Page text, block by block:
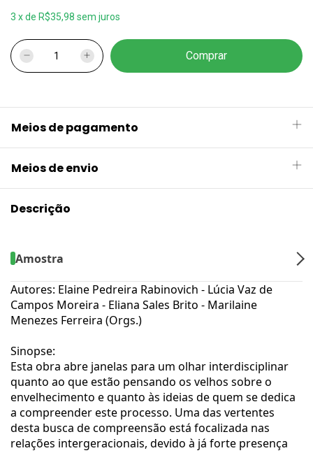
3 xde R$35,98 sem juros
Meios de pagamento
Meios de envio
Descrição
Amostra
Autores: Elaine Pedreira Rabinovich - Lúcia Vaz de
Campos Moreira - Eliana Sales Brito - Marilaine
Menezes Ferreira (Orgs.)
Sinopse:
Esta obra abre janelas para um olhar interdisciplinar
quanto ao que estão pensando os velhos sobre o
envelhecimento e quanto às ideias de quem se dedica
a compreender este processo. Uma das vertentes
desta busca de compreensão está focalizada nas
relações intergeracionais, devido à já forte presença